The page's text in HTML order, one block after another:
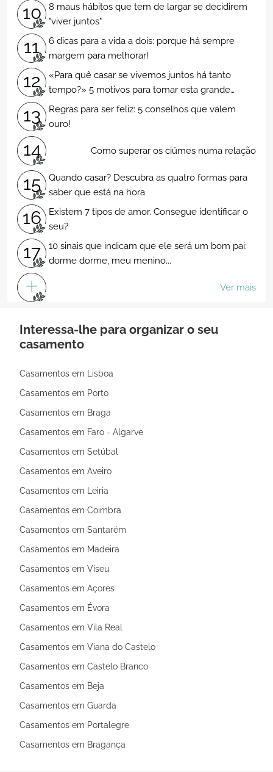
10
8 maus hábitos que tem de largar se decidirem
"viver juntos"
11
6 dicas para a vida a dois: porque há sempre
margem para melhorar!
12
«Para quê casar se vivemos juntos há tanto
tempo?» 5 motivos para tomar esta grande
decisão!
13
Regras para ser feliz: 5 conselhos que valem
ouro!
14 Como superar os ciúmes numa relação
15
Quando casar? Descubra as quatro formas para
saber que está na hora
16
Existem 7 tipos de amor. Consegue identificar o
seu?
17
10 sinais que indicam que ele será um bom pai:
dorme dorme, meu menino...
Ver mais
Interessa-lhe para organizar o seu
casamento
Casamentos em Lisboa
Casamentos em Porto
Casamentos em Braga
Casamentos em Faro - Algarve
Casamentos em Setúbal
Casamentos em Aveiro
Casamentos em Leiria
Casamentos em Coimbra
Casamentos em Santarém
Casamentos em Madeira
Casamentos em Viseu
Casamentos em Açores
Casamentos em Évora
Casamentos em Vila Real
Casamentos em Viana do Castelo
Casamentos em Castelo Branco
Casamentos em Beja
Casamentos em Guarda
Casamentos em Portalegre
Casamentos em Bragança